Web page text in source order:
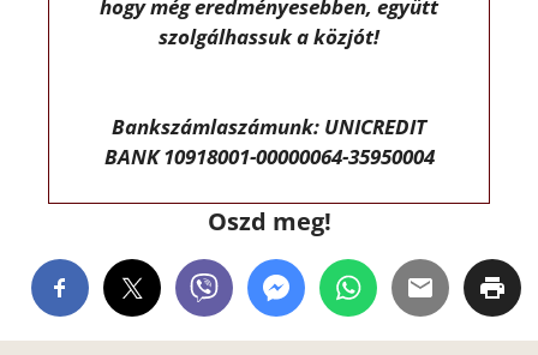
hogy még eredményesebben, együtt
szolgálhassuk a közjót!
Bankszámlaszámunk: UNICREDIT
BANK 10918001-00000064-35950004
Oszd meg!